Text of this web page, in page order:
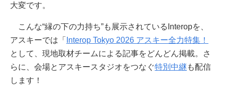
大変です。
こんな“縁の下の力持ち”も展示されているInteropを、
アスキーでは「
Interop Tokyo 2026 アスキー全力特集！
として、現地取材チームによる記事をどんどん掲載。さ
らに、会場とアスキースタジオをつなぐ特別中継 も配信
します！